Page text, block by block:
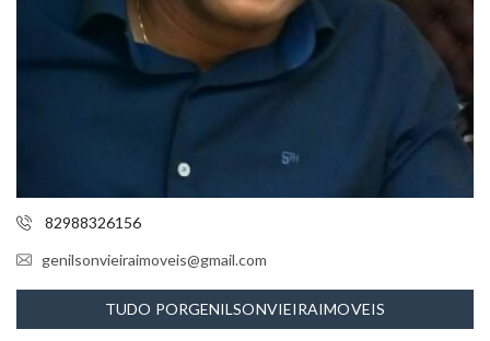
82988326156
genilsonvieiraimoveis@gmail.com
TUDO PORGENILSONVIEIRAIMOVEIS